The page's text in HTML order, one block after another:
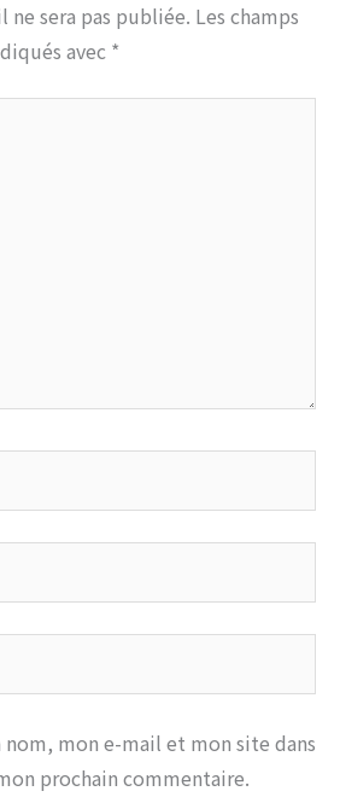
ne sera pas publiée. Les champs
avec *
mon e-mail et mon site dans
prochain commentaire.